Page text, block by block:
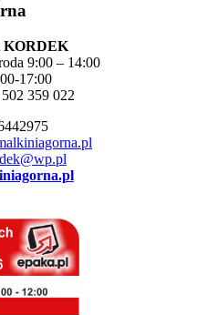
KORDEK
9:00 – 14:00
17:00
359 022